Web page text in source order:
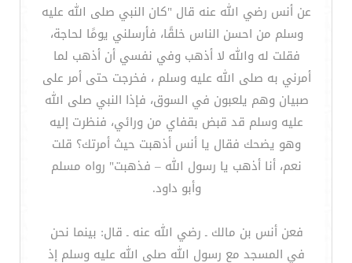
عن أنس رضي الله عنه قال "كان النبي صلى الله عليه
وسلم من احسن الناس خلقًا، فأرسلني يومًا لحاجة،
فقلت له والله لا أذهب وفي نفسي أن أذهب لما
أمرني به صلى الله عليه وسلم ، فخرجت حتى أمر على
صبيان وهم يلعبون في السوق، فإذا النبي صلى الله
عليه وسلم قد قبض بقفاي من ورائي، فنظرت إليه
وهو يضحك فقال يا أنس أذهبت حيث أمرتك؟ قلت
نعم، أنا أذهب يا رسول الله – فذهبت" رواه مسلم
وأبو داود.
فعن أنس بن مالك ـ رضي الله عنه ـ قال: بينما نحن
في المسجد مع رسول الله صلى الله عليه وسلم إذ